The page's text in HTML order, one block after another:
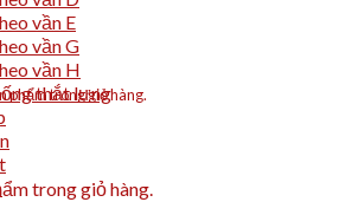
phẩm trong giỏ hàng.
trong giỏ hàng.
vần E
vần G
vần H
thắt lưng